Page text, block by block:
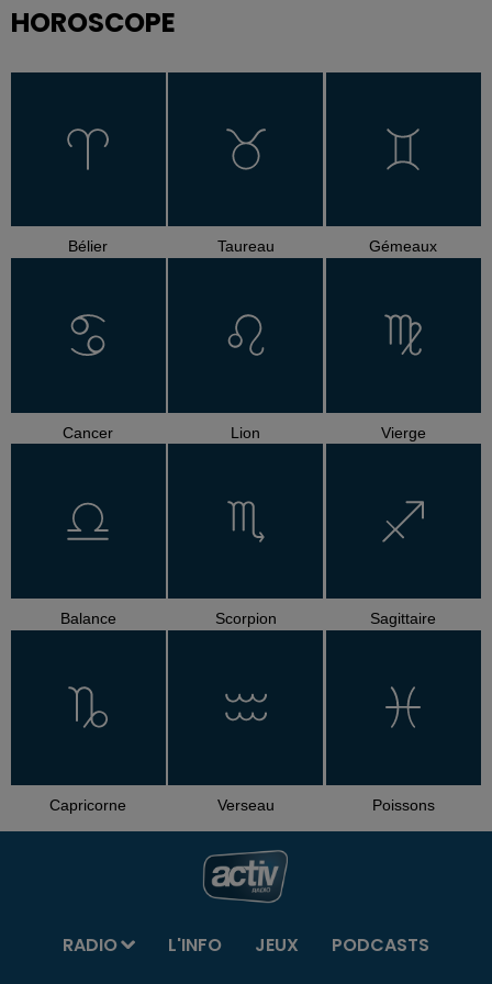
HOROSCOPE
Bélier Taureau Gémeaux
Cancer Lion Vierge
Balance Scorpion Sagittaire
Capricorne Verseau Poissons
RADIO L'INFO JEUX
PODCASTS